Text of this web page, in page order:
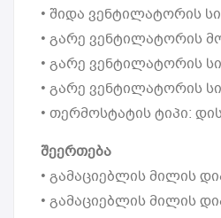
• შიდა ვენტილატორის
• გარე ვენტილატორის
• გარე ვენტილატორის
• გარე ვენტილატორის
• თერმოსტატის ტიპი:
შეერთება
• გამაციებლის მილის
• გამაციებლის მილის